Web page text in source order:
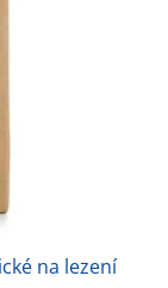
na lezení